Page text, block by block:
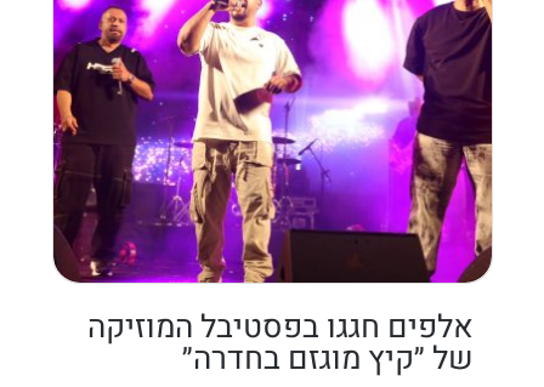
אלפים חגגו בפסטיבל המוזיקה
של ״קיץ מוגזם בחדרה״